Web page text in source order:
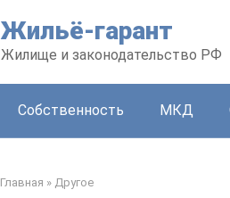
Жильё-гарант
Жилище и законодательство РФ
Собственность МКД
Главная » Другое